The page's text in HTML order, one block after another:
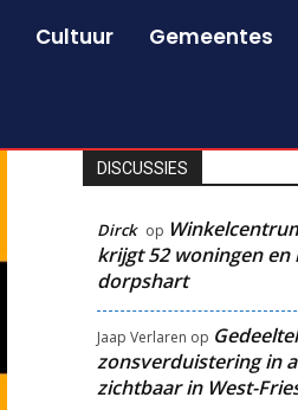
Cultuur Gemeentes
DISCUSSIES
Dirck op
krijgt 52 woningen en
dorpshart
Jaap Verlaren op
zonsverduistering in
zichtbaar in West-